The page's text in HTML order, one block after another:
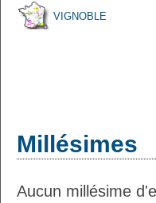
VIGNOBLE
Millésimes
Aucun millésime